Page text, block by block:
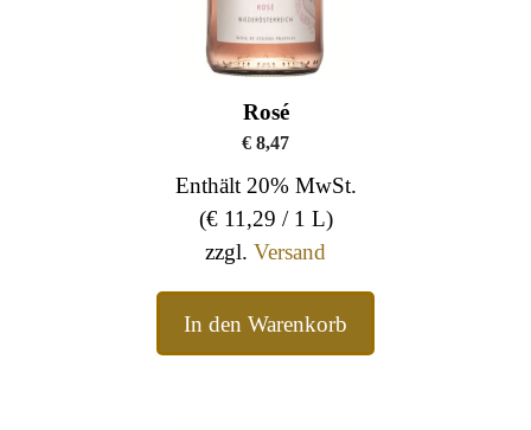
Rosé
€8,47
Enthält 20% MwSt.
(€11,29 / 1 L)
zzgl. Versand
In den Warenkorb